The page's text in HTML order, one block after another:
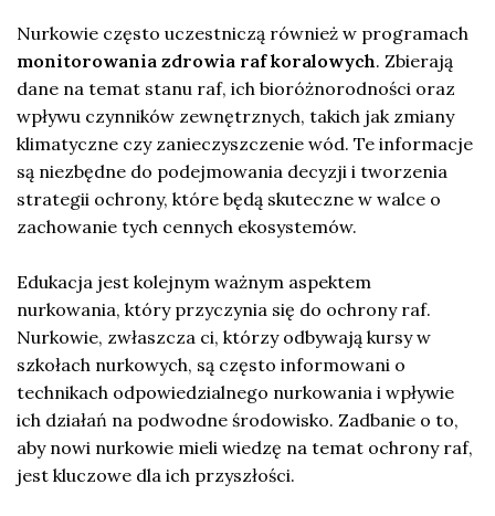
Nurkowie często uczestniczą również w programach
monitorowania zdrowia raf koralowych. Zbierają
dane na temat stanu raf, ich bioróżnorodności oraz
wpływu czynników zewnętrznych, takich jak zmiany
klimatyczne czy zanieczyszczenie wód. Te informacje
są niezbędne do podejmowania decyzji i tworzenia
strategii ochrony, które będą skuteczne w walce o
zachowanie tych cennych ekosystemów.
Edukacja jest kolejnym ważnym aspektem
nurkowania, który przyczynia się do ochrony raf.
Nurkowie, zwłaszcza ci, którzy odbywają kursy w
szkołach nurkowych, są często informowani o
technikach odpowiedzialnego nurkowania i wpływie
ich działań na podwodne środowisko. Zadbanie o to,
aby nowi nurkowie mieli wiedzę na temat ochrony raf,
jest kluczowe dla ich przyszłości.